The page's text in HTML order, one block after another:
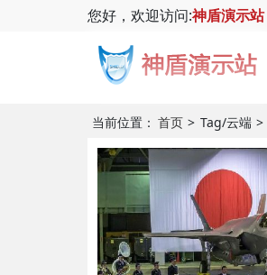
您好，欢迎访问:神盾演示站
当前位置： 首页 Tag/云端